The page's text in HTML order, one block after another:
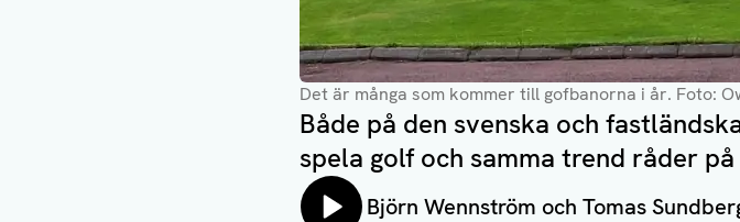
Det är många som kommer till gofbanorna i år. Foto:
Både på den svenska och
spela golf och samma trend råder
Lyssna på:
Björn Wennström och Tomas